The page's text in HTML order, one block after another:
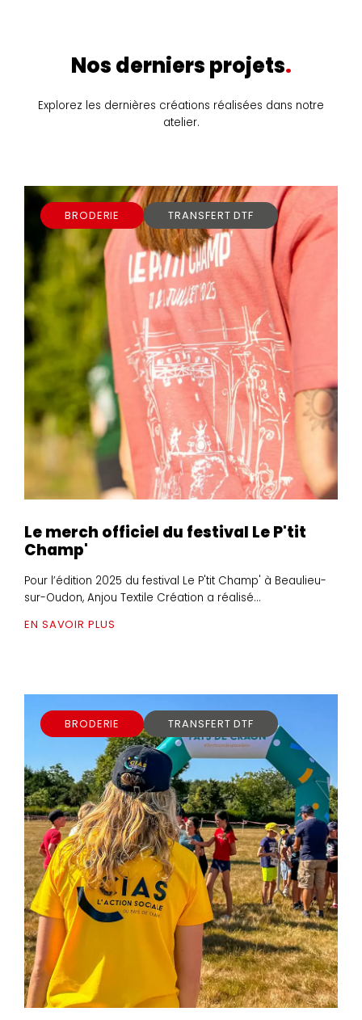
Nos derniers projets
Explorez les dernières créations réalisées dans notre
atelier.
BRODERIE TRANSFERT DTF
Le merch officiel du festival Le P'tit
Champ'
Pour l’édition 2025 du festival Le P'tit Champ' à Beaulieu-
sur-Oudon, Anjou Textile Création a réalisé...
EN SAVOIR PLUS
BRODERIE TRANSFERT DTF